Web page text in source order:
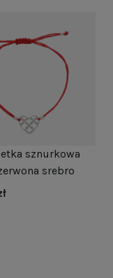
sznurkowa
srebro